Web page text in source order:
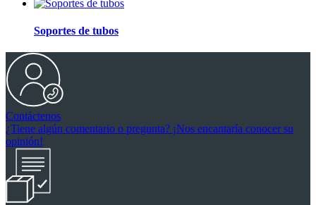
Soportes de tubos
Contáctenos
¿Tiene algún comentario o pregunta? ¡Nos encantaría conocer su
opinión!